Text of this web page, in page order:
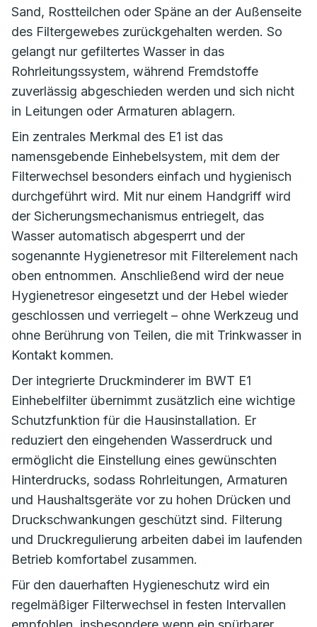
Sand, Rostteilchen oder Späne an der Außenseite
des Filtergewebes zurückgehalten werden. So
gelangt nur gefiltertes Wasser in das
Rohrleitungssystem, während Fremdstoffe
zuverlässig abgeschieden werden und sich nicht
in Leitungen oder Armaturen ablagern.
Ein zentrales Merkmal des E1 ist das
namensgebende Einhebelsystem, mit dem der
Filterwechsel besonders einfach und hygienisch
durchgeführt wird. Mit nur einem Handgriff wird
der Sicherungsmechanismus entriegelt, das
Wasser automatisch abgesperrt und der
sogenannte Hygienetresor mit Filterelement nach
oben entnommen. Anschließend wird der neue
Hygienetresor eingesetzt und der Hebel wieder
geschlossen und verriegelt – ohne Werkzeug und
ohne Berührung von Teilen, die mit Trinkwasser in
Kontakt kommen.
Der integrierte Druckminderer im BWT E1
Einhebelfilter übernimmt zusätzlich eine wichtige
Schutzfunktion für die Hausinstallation. Er
reduziert den eingehenden Wasserdruck und
ermöglicht die Einstellung eines gewünschten
Hinterdrucks, sodass Rohrleitungen, Armaturen
und Haushaltsgeräte vor zu hohen Drücken und
Druckschwankungen geschützt sind. Filterung
und Druckregulierung arbeiten dabei im laufenden
Betrieb komfortabel zusammen.
Für den dauerhaften Hygieneschutz wird ein
regelmäßiger Filterwechsel in festen Intervallen